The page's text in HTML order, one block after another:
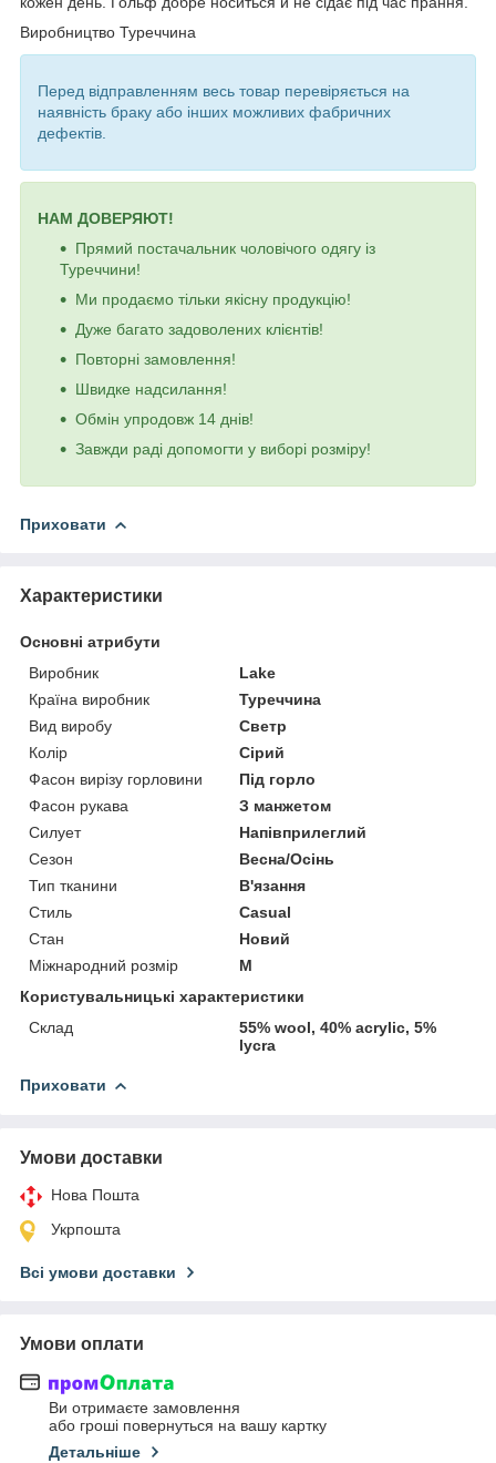
Виробництво Туреччина
Перед відправленням весь товар перевіряється на
наявність браку або інших можливих фабричних
дефектів.
НАМ ДОВЕРЯЮТ!
Прямий постачальник чоловічого одягу із
Туреччини!
Ми продаємо тільки якісну продукцію!
Дуже багато задоволених клієнтів!
Повторні замовлення!
Швидке надсилання!
Обмін упродовж 14 днів!
Завжди раді допомогти у виборі розміру!
Приховати
Характеристики
Основні атрибути
Виробник
Lake
Країна виробник
Туреччина
Вид виробу
Светр
Колір
Сірий
Фасон вирізу горловини
Під горло
Фасон рукава
З манжетом
Силует
Напівприлеглий
Сезон
Весна/Осінь
Тип тканини
В'язання
Стиль
Casual
Стан
Новий
Міжнародний розмір
M
Користувальницькі характеристики
Склад
55% wool, 40% acrylic, 5%
lycra
Приховати
Умови доставки
Нова Пошта
Укрпошта
Всі умови доставки
Умови оплати
Ви отримаєте замовлення
або гроші повернуться на вашу картку
Детальніше